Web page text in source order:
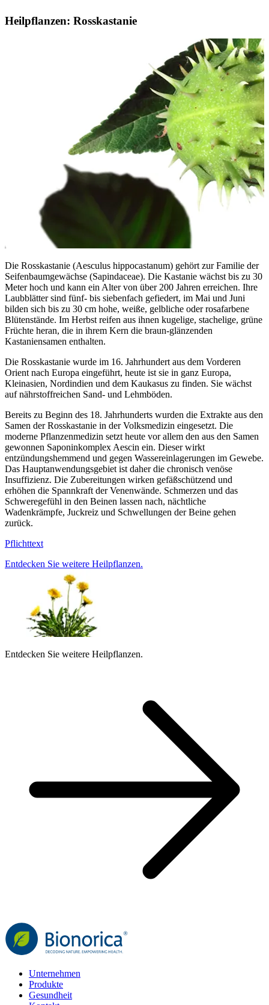
Heilpflanzen: Rosskastanie
Die Rosskastanie (Aesculus hippocastanum) gehört zur Familie der
Seifenbaumgewächse (Sapindaceae). Die Kastanie wächst bis zu 30
Meter hoch und kann ein Alter von über 200 Jahren erreichen. Ihre
Laubblätter sind fünf- bis siebenfach gefiedert, im Mai und Juni
bilden sich bis zu 30 cm hohe, weiße, gelbliche oder rosafarbene
Blütenstände. Im Herbst reifen aus ihnen kugelige, stachelige, grüne
Früchte heran, die in ihrem Kern die braun-glänzenden
Kastaniensamen enthalten.
Die Rosskastanie wurde im 16. Jahrhundert aus dem Vorderen
Orient nach Europa eingeführt, heute ist sie in ganz Europa,
Kleinasien, Nordindien und dem Kaukasus zu finden. Sie wächst
auf nährstoffreichen Sand- und Lehmböden.
Bereits zu Beginn des 18. Jahrhunderts wurden die Extrakte aus den
Samen der Rosskastanie in der Volksmedizin eingesetzt. Die
moderne Pflanzenmedizin setzt heute vor allem den aus den Samen
gewonnen Saponinkomplex Aescin ein. Dieser wirkt
entzündungshemmend und gegen Wassereinlagerungen im Gewebe.
Das Hauptanwendungsgebiet ist daher die chronisch venöse
Insuffizienz. Die Zubereitungen wirken gefäßschützend und
erhöhen die Spannkraft der Venenwände. Schmerzen und das
Schweregefühl in den Beinen lassen nach, nächtliche
Wadenkrämpfe, Juckreiz und Schwellungen der Beine gehen
zurück.
Pflichttext
Entdecken Sie weitere Heilpflanzen.
Entdecken Sie weitere Heilpflanzen.
Unternehmen
Produkte
Gesundheit